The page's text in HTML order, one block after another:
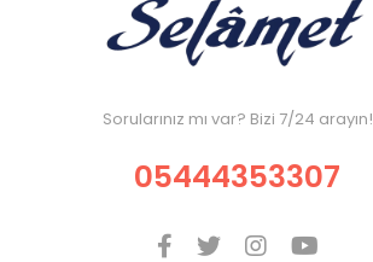
Sorularınız mı var? Bizi 7/24 arayın!
05444353307